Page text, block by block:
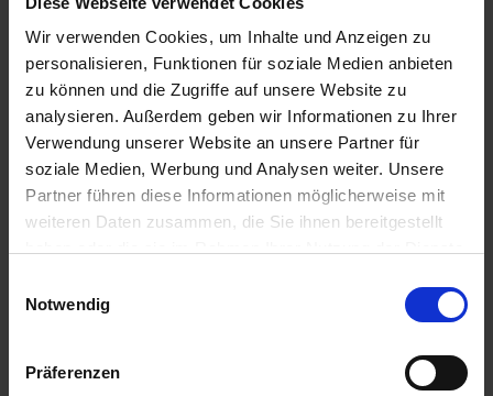
Wir verwenden Cookies, um Inhalte und Anzeigen zu
personalisieren, Funktionen für soziale Medien anbieten
zu können und die Zugriffe auf unsere Website zu
analysieren. Außerdem geben wir Informationen zu Ihrer
Verwendung unserer Website an unsere Partner für
soziale Medien, Werbung und Analysen weiter. Unsere
Partner führen diese Informationen möglicherweise mit
weiteren Daten zusammen, die Sie ihnen bereitgestellt
Notwendig
Präferenzen
Sicherheitshinweise
P101-IST ÄRZTLICHER RAT ERFORDERLICH,
VERPACKUNG ODER KENNZEICHNUNGSETIKETT
BEREITHALTEN.
P102-DARF...
mehr
Zulassungsende
16.03.2018